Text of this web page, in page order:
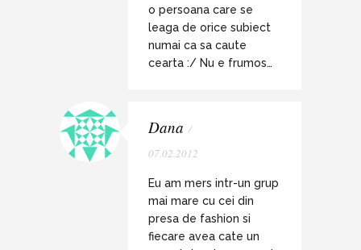
o persoana care se
leaga de orice subiect
numai ca sa caute
cearta :/ Nu e frumos…
Dana /
07.02.2012
Eu am mers intr-un grup
mai mare cu cei din
presa de fashion si
fiecare avea cate un